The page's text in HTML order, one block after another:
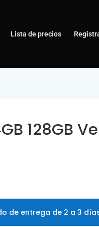
Lista de precios
128GB
de entrega de 2 a 3